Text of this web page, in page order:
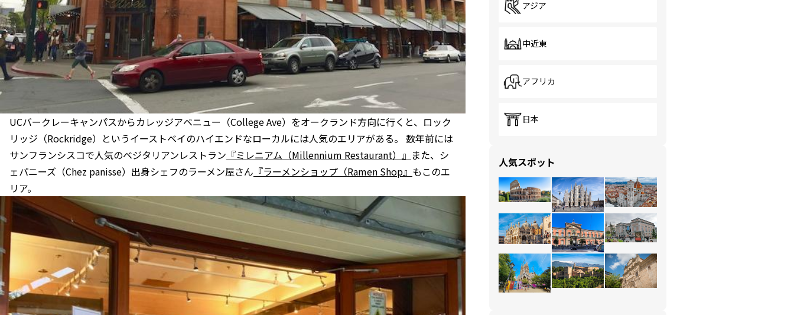
UCバークレーキャンパスからカレッジアベニュー（College Ave）をオークランド方向に行くと、ロック
リッジ（Rockridge）というイーストベイのハイエンドなローカルには人気のエリアがある。 数年前には
サンフランシスコで人気のベジタリアンレストラン 『ミレニアム（Millennium Restaurant）』 また、シ
ェパニーズ（Chez panisse）出身シェフのラーメン屋さん 『ラーメンショップ（Ramen Shop』 もこのエ
リア。
アジア
中近東
アフリカ
日本
人気スポット